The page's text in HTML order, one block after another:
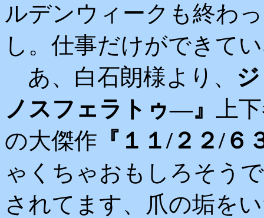
ルデンウィークも終わ
し。仕事だけができて
あ、白石朗様より、
ノスフェラトゥ―』
上
の大傑作 『１１/２２/６
ゃくちゃおもしろそう
されてます、爪の垢を